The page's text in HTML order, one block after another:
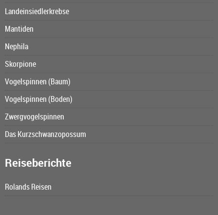
Landeinsiedlerkrebse
Mantiden
Nephila
Skorpione
Vogelspinnen (Baum)
Vogelspinnen (Boden)
Zwergvogelspinnen
Das Kurzschwanzopossum
Reiseberichte
Rolands Reisen